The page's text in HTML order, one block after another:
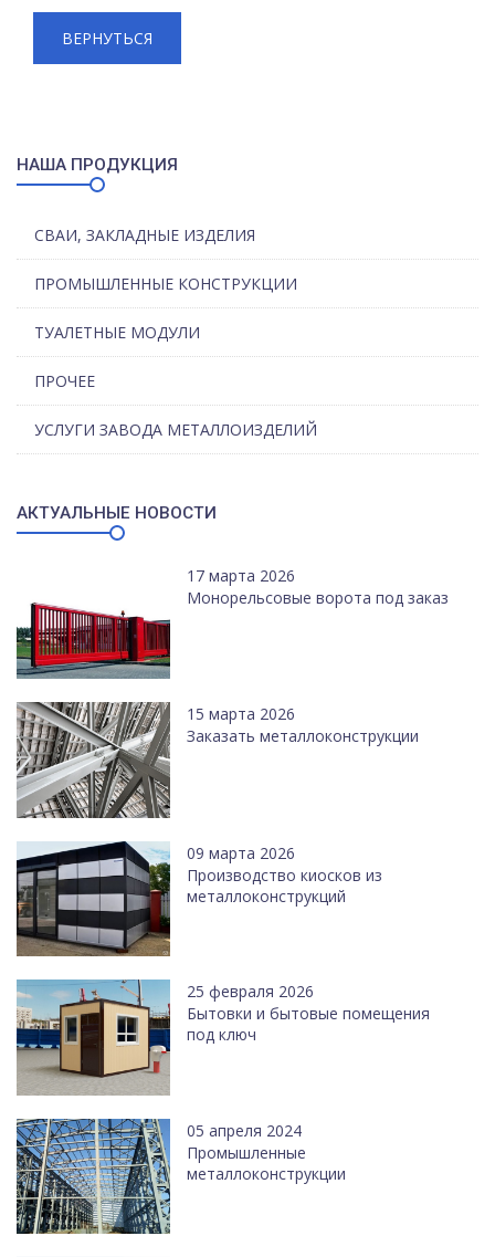
ВЕРНУТЬСЯ
НАША ПРОДУКЦИЯ
СВАИ, ЗАКЛАДНЫЕ ИЗДЕЛИЯ
ПРОМЫШЛЕННЫЕ КОНСТРУКЦИИ
ТУАЛЕТНЫЕ МОДУЛИ
ПРОЧЕЕ
УСЛУГИ ЗАВОДА МЕТАЛЛОИЗДЕЛИЙ
АКТУАЛЬНЫЕ НОВОСТИ
17 марта 2026
Монорельсовые ворота под заказ
15 марта 2026
Заказать металлоконструкции
09 марта 2026
Производство киосков из
металлоконструкций
25 февраля 2026
Бытовки и бытовые помещения
под ключ
05 апреля 2024
Промышленные
металлоконструкции